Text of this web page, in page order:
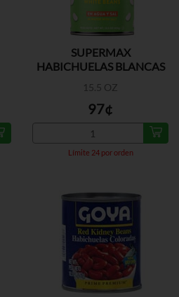
SUPERMAX
HABICHUELAS BLANCAS
15.5 OZ
Límite 24 por orden
97¢